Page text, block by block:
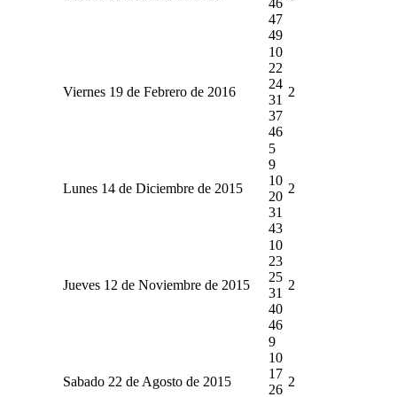
47
49
Viernes 19 de Febrero de 2016
10
22
24
31
37
46
2
Lunes 14 de Diciembre de 2015
5
9
10
20
31
43
2
Jueves 12 de Noviembre de 2015
10
23
25
31
40
46
2
Sabado 22 de Agosto de 2015
9
10
17
26
2